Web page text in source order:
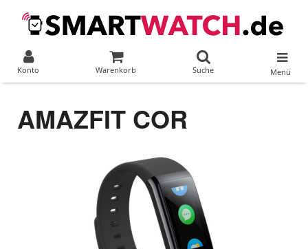
Konto Warenkorb Suche Menü
AMAZFIT COR